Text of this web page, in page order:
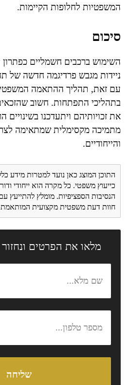
המשפטיות לחלופות הקיימות.
סיכום
השימוש ברכבים חשמליים
ניידות מגבש פרדיגמה חדשה של
עם זאת, תהליך ההתאמה
בתהליכי התפתחות. חשוב שהזכאים
את זכויותיהם ויתעדכנו בשינויים
מתמיכה מקסימלית שמתאימה
והייחודיים.
התוכן המוצג כאן נועד למטרות מידע
כייעוץ משפטי. כל מקרה הוא ייחודי
הנסיבות הספציפיות. מומלץ להתייעץ
חוות דעת משפטית מקצועית
מלאו את הפרטים